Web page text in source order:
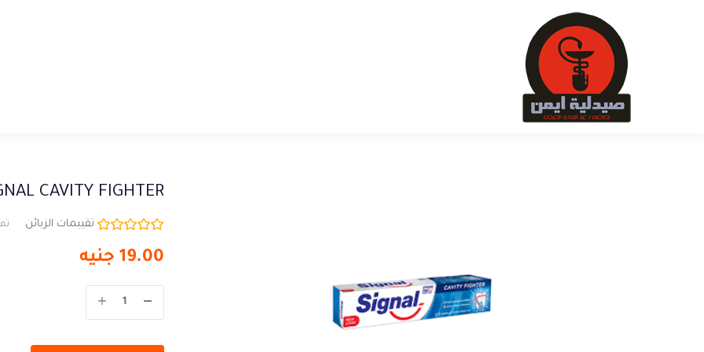
CAVITY FIGHTER
تقييمات الزبائن
19.00 جنيه